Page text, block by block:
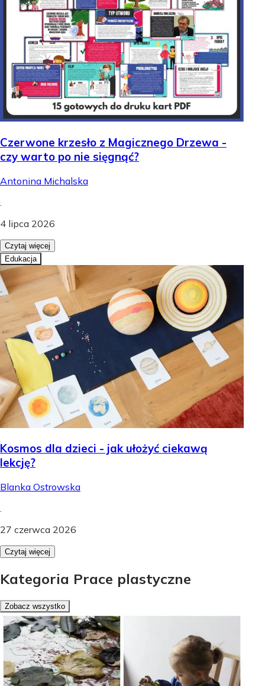
Czerwone krzesło z Magicznego Drzewa -
czy warto po nie sięgnąć?
Antonina Michalska
4 lipca 2026
Czytaj więcej
Edukacja
Kosmos dla dzieci - jak ułożyć ciekawą
lekcję?
Blanka Ostrowska
.
27 czerwca 2026
Czytaj więcej
Kategoria Prace plastyczne
Zobacz wszystko